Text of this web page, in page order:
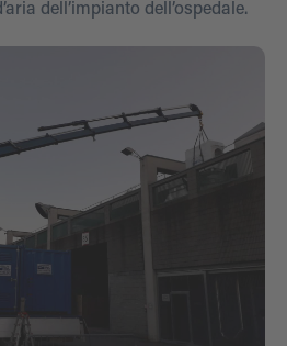
dell’impianto dell’ospedale.